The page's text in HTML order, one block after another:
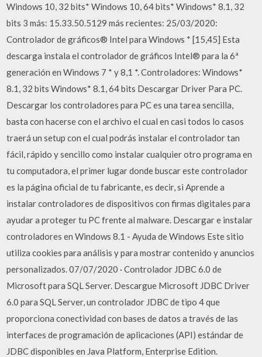
Windows 10, 32 bits* Windows 10, 64 bits* Windows* 8.1, 32
bits 3 más: 15.33.50.5129 más recientes: 25/03/2020:
Controlador de gráficos® Intel para Windows * [15,45] Esta
descarga instala el controlador de gráficos Intel® para la 6ª
generación en Windows 7 * y 8,1 *. Controladores: Windows*
8.1, 32 bits Windows* 8.1, 64 bits Descargar Driver Para PC.
Descargar los controladores para PC es una tarea sencilla,
basta con hacerse con el archivo el cual en casi todos lo casos
traerá un setup con el cual podrás instalar el controlador tan
fácil, rápido y sencillo como instalar cualquier otro programa en
tu computadora, el primer lugar donde buscar este controlador
es la página oficial de tu fabricante, es decir, si Aprende a
instalar controladores de dispositivos con firmas digitales para
ayudar a proteger tu PC frente al malware. Descargar e instalar
controladores en Windows 8.1 - Ayuda de Windows Este sitio
utiliza cookies para análisis y para mostrar contenido y anuncios
personalizados. 07/07/2020 · Controlador JDBC 6.0 de
Microsoft para SQL Server. Descargue Microsoft JDBC Driver
6.0 para SQL Server, un controlador JDBC de tipo 4 que
proporciona conectividad con bases de datos a través de las
interfaces de programación de aplicaciones (API) estándar de
JDBC disponibles en Java Platform, Enterprise Edition.